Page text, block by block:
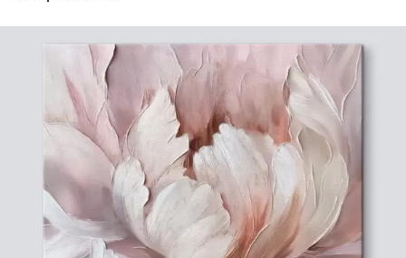
Поверхня з текстурою полотна
Екологічний матеріал